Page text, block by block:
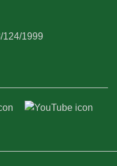
124/1999